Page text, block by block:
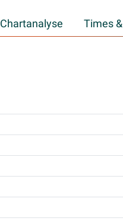
Chartanalyse Times